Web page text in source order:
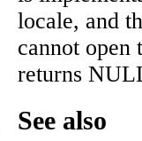
locale, and
cannot
returns
See also